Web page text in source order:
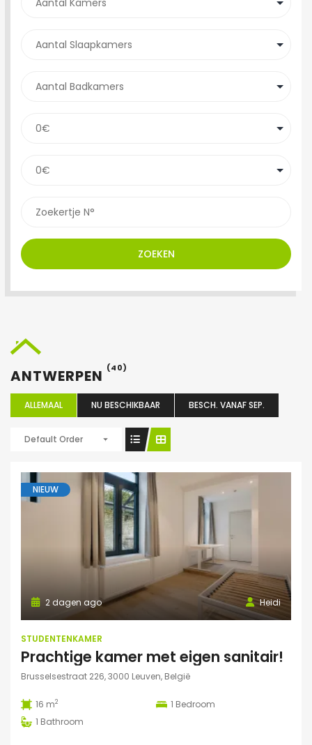
ZOEKEN
ANTWERPEN (40)
ALLEMAAL NU BESCHIKBAAR BESCH. VANAF SEP.
Default Order
NIEUW
Heidi
2 dagen ago
STUDENTENKAMER
Prachtige kamer met eigen sanitair!
Brusselsestraat 226, 3000 Leuven, België
16 m2 1 Bedroom
1 Bathroom